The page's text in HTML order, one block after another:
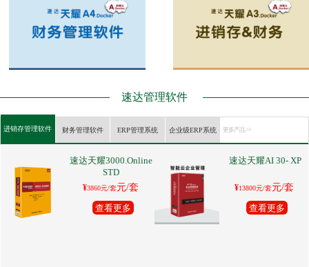
速达管理软件
进销存管理软件 财务管理软件 ERP管理系统 企业级ERP系统 更多产品 >>
速达天耀3000.Online
STD
¥3860元/套元/套
查看更多
速达天耀AI 30- XP
¥13800元/套元/套
查看更多